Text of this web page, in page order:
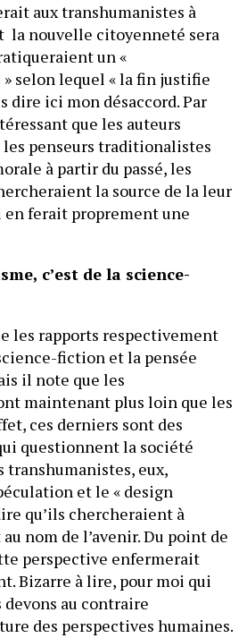
aux transhumanistes à
la nouvelle citoyenneté sera
un «
selon lequel « la fin justifie
dire ici mon désaccord. Par
que les auteurs
penseurs traditionalistes
à partir du passé, les
la source de la leur
en ferait proprement une
c’est de la science-
les rapports respectivement
fiction et la pensée
il note que les
maintenant plus loin que les
ces derniers sont des
questionnent la société
transhumanistes, eux,
et le « design
qu’ils chercheraient à
nom de l’avenir. Du point de
perspective enfermerait
Bizarre à lire, pour moi qui
au contraire
des perspectives humaines.